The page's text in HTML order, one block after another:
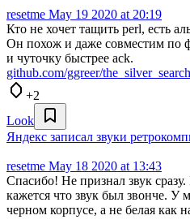
resetme May 19 2020 at 20:19
Кто не хочет тащить perl, есть
Он похож и даже совместим по
и чуточку быстрее ack.
github.com/ggreer/
+2
Look
Яндекс записал звуки
resetme May 18 2020 at 13:43
Спасибо! Не признал звук
кажется что звук был звонче. У
черном корпусе, а не белая как